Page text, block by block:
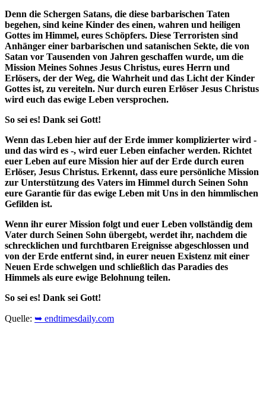
Denn die Schergen Satans, die diese barbarischen Taten
begehen, sind keine Kinder des einen, wahren und heiligen
Gottes im Himmel, eures Schöpfers. Diese Terroristen sind
Anhänger einer barbarischen und satanischen Sekte, die von
Satan vor Tausenden von Jahren geschaffen wurde, um die
Mission Meines Sohnes Jesus Christus, eures Herrn und
Erlösers, der der Weg, die Wahrheit und das Licht der Kinder
Gottes ist, zu vereiteln. Nur durch euren Erlöser Jesus Christus
wird euch das ewige Leben versprochen.
So sei es! Dank sei Gott!
Wenn das Leben hier auf der Erde immer komplizierter wird -
und das wird es -, wird euer Leben einfacher werden. Richtet
euer Leben auf eure Mission hier auf der Erde durch euren
Erlöser, Jesus Christus. Erkennt, dass eure persönliche Mission
zur Unterstützung des Vaters im Himmel durch Seinen Sohn
eure Garantie für das ewige Leben mit Uns in den himmlischen
Gefilden ist.
Wenn ihr eurer Mission folgt und euer Leben vollständig dem
Vater durch Seinen Sohn übergebt, werdet ihr, nachdem die
schrecklichen und furchtbaren Ereignisse abgeschlossen und
von der Erde entfernt sind, in eurer neuen Existenz mit einer
Neuen Erde schwelgen und schließlich das Paradies des
Himmels als eure ewige Belohnung teilen.
So sei es! Dank sei Gott!
Quelle: ➥ endtimesdaily.com